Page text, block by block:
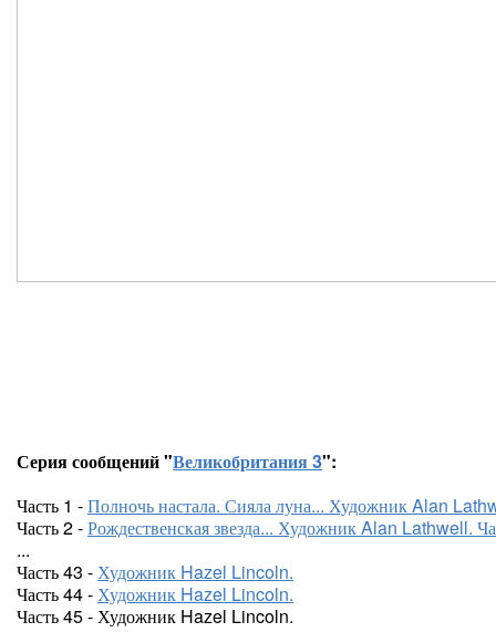
Серия сообщений "Великобритания 3":
Часть 1 -Полночь настала. Сияла луна... Художник Alan
Часть 2 -Рождественская звезда... Художник Alan Lathwell.
...
Часть 43 -Художник Hazel Lincoln.
Часть 44 -Художник Hazel Lincoln.
Часть 45 - Художник Hazel Lincoln.